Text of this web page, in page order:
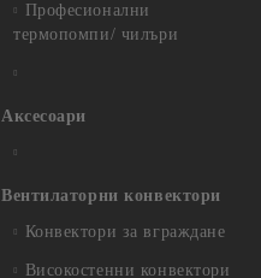
Професионални
термопомпи/ чилъри
Аксесоари
Вентилаторни конвектори
Конвектори за вграждане
Високостенни конвектори